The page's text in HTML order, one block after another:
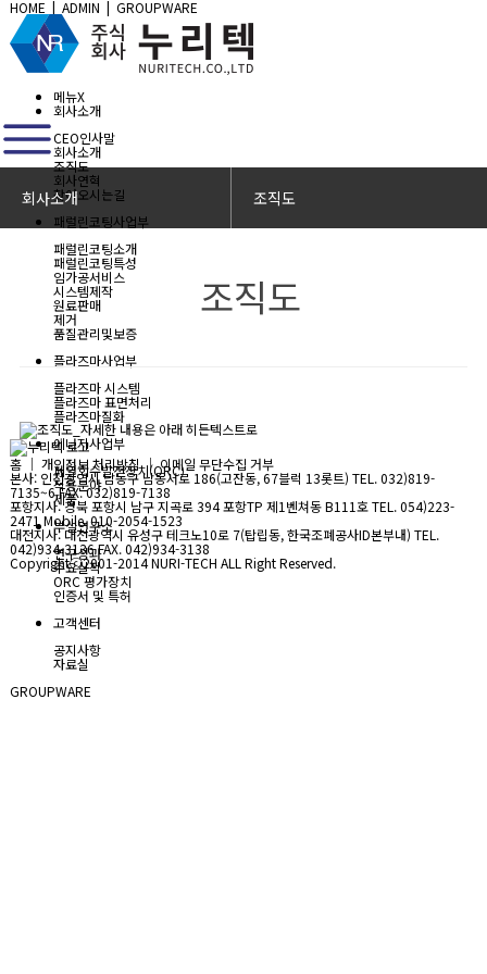
HOME | ADMIN | GROUPWARE
메뉴X
회사소개
CEO인사말
회사소개
조직도
회사연혁
찾아오시는길
패럴린코팅사업부
패럴린코팅소개
패럴린코팅특성
임가공서비스
시스템제작
원료판매
제거
품질관리및보증
플라즈마사업부
플라즈마 시스템
플라즈마 표면처리
플라즈마질화
에너지사업부
폐열회수발전장치(ORC)
적용분야
제품
부설연구소
연구성과
주요실적
ORC 평가장치
인증서 및 특허
고객센터
공지사항
자료실
GROUPWARE
회사소개 조직도
조직도
홈│ 개인정보 처리방침│이메일 무단수집 거부
본사: 인천광역시 남동구 남동서로 186(고잔동, 67블럭 13롯트) TEL. 032)819-
7135~6 FAX. 032)819-7138
포항지사: 경북 포항시 남구 지곡로 394 포항TP 제1벤쳐동 B111호 TEL. 054)223-
2471 Mobile. 010-2054-1523
대전지사: 대전광역시 유성구 테크노10로 7(탑립동, 한국조폐공사ID본부내) TEL.
042)934-3136 FAX. 042)934-3138
Copyrightⓒ2001-2014 NURI-TECH ALL Right Reserved.